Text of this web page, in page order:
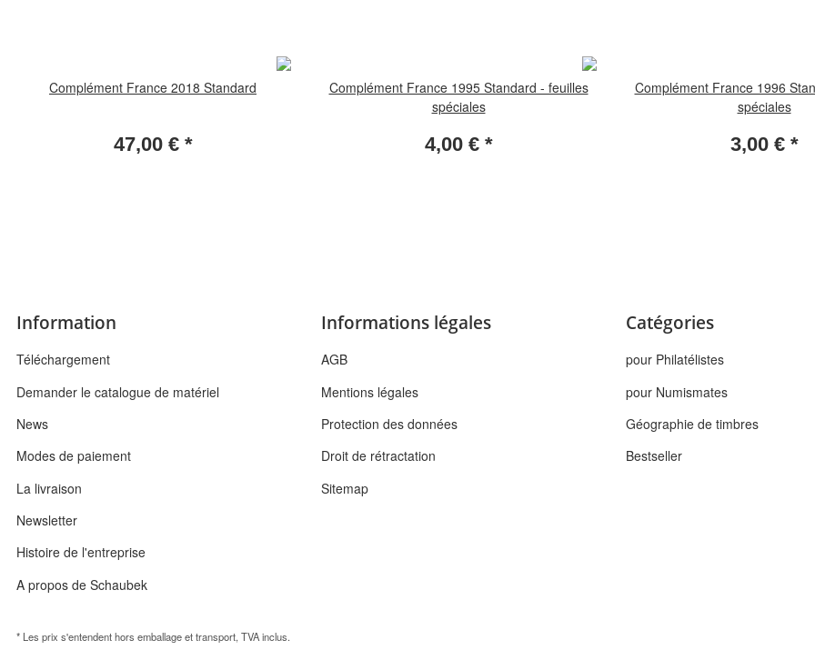
Complément France 2018 Standard
47,00 € *
Complément France 1995 Standard - feuilles
spéciales
4,00 € *
Complément France 1996
spéciales
3,00 € *
Information
Téléchargement
Demander le catalogue de matériel
News
Modes de paiement
La livraison
Newsletter
Histoire de l'entreprise
A propos de Schaubek
Informations légales
AGB
Mentions légales
Protection des données
Droit de rétractation
Sitemap
Catégories
pour Philatélistes
pour Numismates
Géographie de timbres
Bestseller
* Les prix s'entendent hors emballage et transport, TVA inclus.